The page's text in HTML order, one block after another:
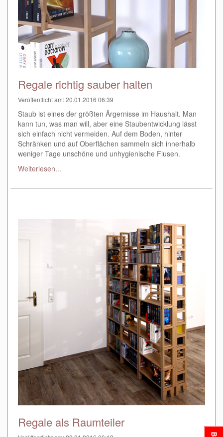
Regale richtig sauber halten
Veröffentlicht am: 20.01.2016 06:39
Staub ist eines der größten Ärgernisse im Haushalt. Man
kann tun, was man will, aber eine Staubentwicklung lässt
sich einfach nicht vermeiden. Auf dem Boden, hinter
Schränken und auf Oberflächen sammeln sich innerhalb
weniger Tage unschöne und unhygienische Flusen.
Weiterlesen...
Regale als Raumteiler